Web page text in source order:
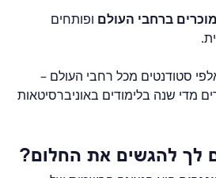
מוכרים ברחבי העולם ופותחים
סטודנטים מכל רחבי העולם –
מדי שנה בלימודים באוניברסיטאות
לך להגשים את החלום?